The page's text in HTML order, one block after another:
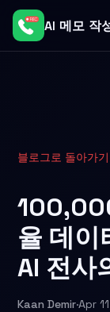
AI 메모 작
블로그로 돌아가기
율 데이
AI 전사
Kaan Demir·Apr